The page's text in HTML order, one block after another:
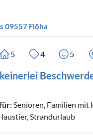
09557 Flöha
5 4 5
: Senioren, Familien mit
Strandurlaub